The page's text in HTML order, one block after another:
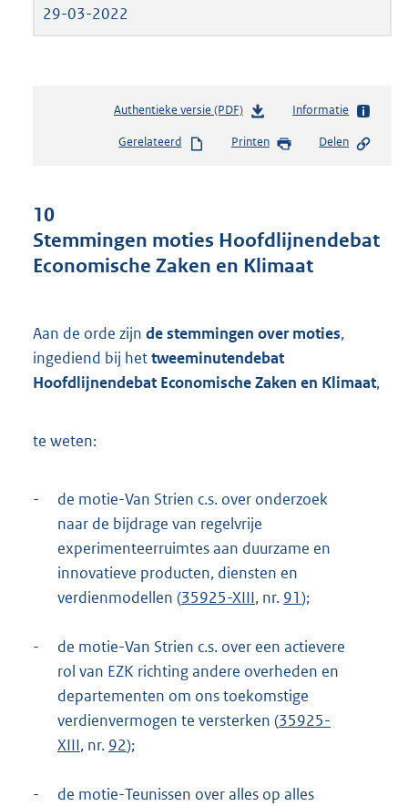
29-03-2022
Authentieke versie (PDF)b
s
s
g
t
t
e
Informatie
Gerelateerd Printen Delen
10
Stemmingen moties Hoofdlijnendebat
Economische Zaken en Klimaat
Aan de orde zijn de stemmingen over moties,
ingediend bij hettweeminutendebat
Hoofdlijnendebat Economische Zaken en Klimaat,
te weten:
-
de motie-Van Strien c.s. over onderzoek
naar de bijdrage van regelvrije
experimenteerruimtes aan duurzame en
innovatieve producten, diensten en
verdienmodellen (35925-XIII, nr. 91);
-
de motie-Van Strien c.s. over een actievere
rol van EZK richting andere overheden en
departementen om ons toekomstige
verdienvermogen te versterken (35925-
XIII, nr. 92);
-
de motie-Teunissen over alles op alles